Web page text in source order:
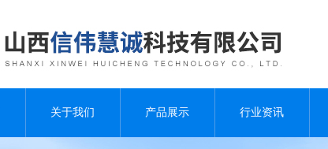
关于我们 产品展示 行业资讯